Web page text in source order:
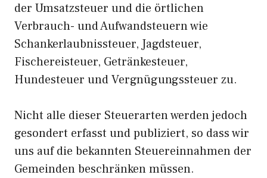
der Umsatzsteuer und die örtlichen
Verbrauch- und Aufwandsteuern wie
Schankerlaubnissteuer, Jagdsteuer,
Fischereisteuer, Getränkesteuer,
Hundesteuer und Vergnügungssteuer zu.
Nicht alle dieser Steuerarten werden jedoch
gesondert erfasst und publiziert, so dass wir
uns auf die bekannten Steuereinnahmen der
Gemeinden beschränken müssen.